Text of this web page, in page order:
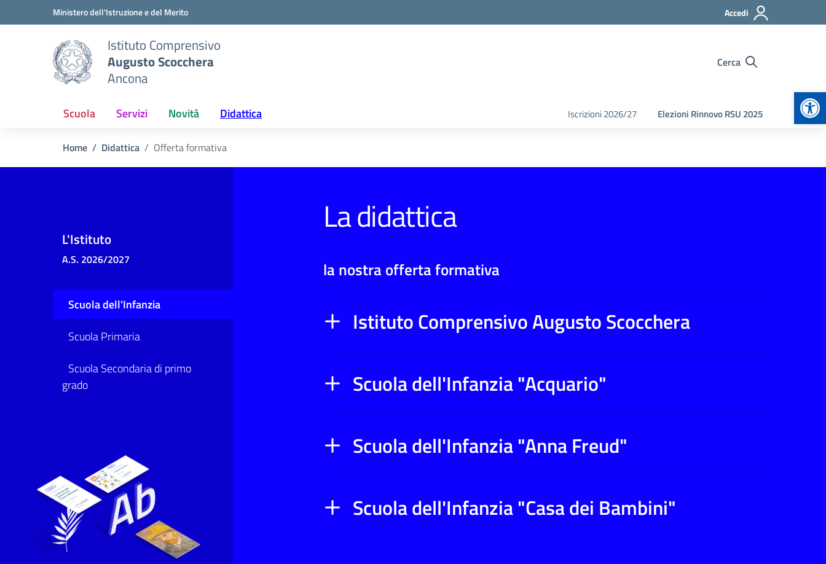
Vai ai contenuti
Vai al menu di navigazioneMinistero dell'Istruzione e del Merito Accedi
Istituto Comprensivo
Augusto Scocchera
Ancona
Cerca
Scuola Servizi Novità Didattica Iscrizioni 2026/27 Elezioni Rinnovo RSU 2025
Home Didattica Offerta formativa
La didattica
la nostra offerta formativa
L'Istituto
A.S. 2026/2027
Scuola dell'Infanzia
Scuola Primaria
Scuola Secondaria di primo
grado
Istituto Comprensivo Augusto Scocchera
Scuola dell'Infanzia "Acquario"
Scuola dell'Infanzia "Anna Freud"
Scuola dell'Infanzia "Casa dei Bambini"